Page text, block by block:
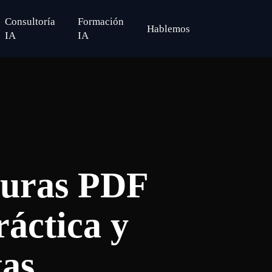
Consultoría
IA
Formación
IA
Hablemos
PDF
y